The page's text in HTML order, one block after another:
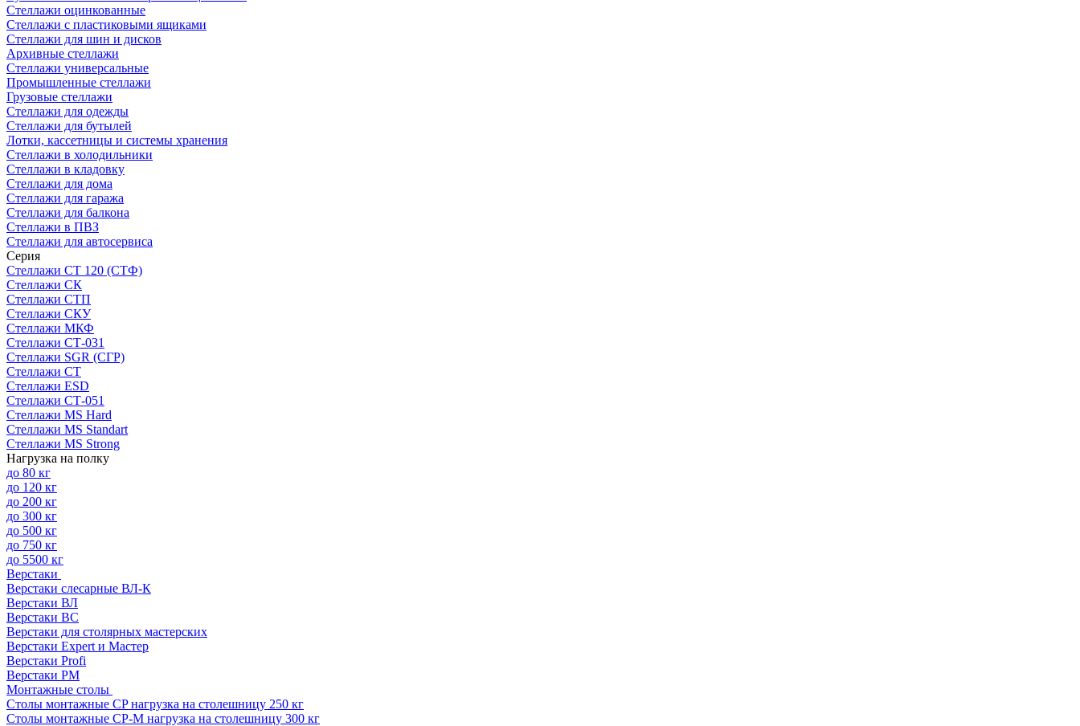
Стеллажи оцинкованные
Стеллажи с пластиковыми ящиками
Стеллажи для шин и дисков
Архивные стеллажи
Стеллажи универсальные
Промышленные стеллажи
Грузовые стеллажи
Стеллажи для одежды
Стеллажи для бутылей
Лотки, кассетницы и системы хранения
Стеллажи в холодильники
Стеллажи в кладовку
Стеллажи для дома
Стеллажи для гаража
Стеллажи для балкона
Стеллажи в ПВЗ
Стеллажи для автосервиса
Серия
Стеллажи СТ 120 (СТФ)
Стеллажи СК
Стеллажи СТП
Стеллажи СКУ
Стеллажи МКФ
Стеллажи СТ-031
Стеллажи SGR (СГР)
Стеллажи СТ
Стеллажи ESD
Стеллажи СТ-051
Стеллажи MS Hard
Стеллажи MS Standart
Стеллажи MS Strong
Нагрузка на полку
до 80 кг
до 120 кг
до 200 кг
до 300 кг
до 500 кг
до 750 кг
до 5500 кг
Верстаки
Верстаки слесарные ВЛ-К
Верстаки ВЛ
Верстаки ВС
Верстаки для столярных мастерских
Верстаки Expert и Мастер
Верстаки Profi
Верстаки РМ
Монтажные столы
Столы монтажные СP нагрузка на столешницу 250 кг
Столы монтажные СР-М нагрузка на столешницу 300 кг